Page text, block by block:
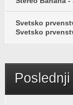
Svetsko
Svetsko